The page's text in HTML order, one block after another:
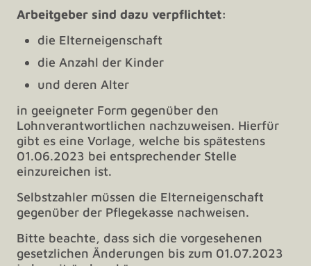
Arbeitgeber sind dazu verpflichtet:
die Elterneigenschaft
die Anzahl der Kinder
und deren Alter
in geeigneter Form gegenüber den
Lohnverantwortlichen nachzuweisen. Hierfür
gibt es eine Vorlage, welche bis spätestens
01.06.2023 bei entsprechender Stelle
einzureichen ist.
Selbstzahler müssen die Elterneigenschaft
gegenüber der Pflegekasse nachweisen.
Bitte beachte, dass sich die vorgesehenen
gesetzlichen Änderungen bis zum 01.07.2023